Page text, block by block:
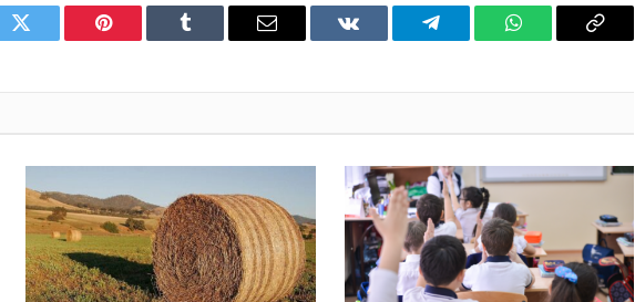
Twitter Pinterest Tumblr Email VKontakteTelegram WhatsAppCopy